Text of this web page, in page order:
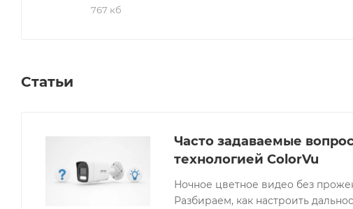
767 кб
Статьи
Часто задаваемые
технологией ColorVu
Ночное цветное видео без
Разбираем, как настроить